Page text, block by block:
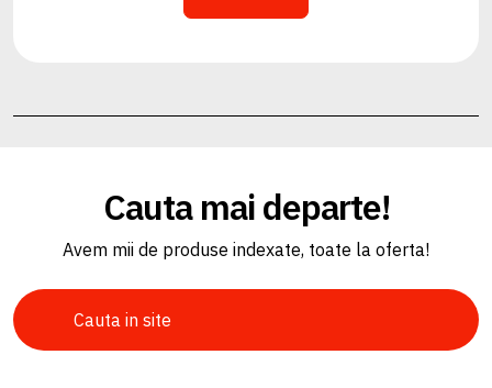
Cauta mai departe!
Avem mii de produse indexate, toate la oferta!